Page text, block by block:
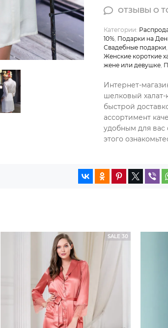
Категории:
10%, Подарки на
Свадебные подарки,
Женские короткие
жене или девушке,
Интернет-
шелковый
быстрой
ассортимент
удобным для вас
этого
SALE 30